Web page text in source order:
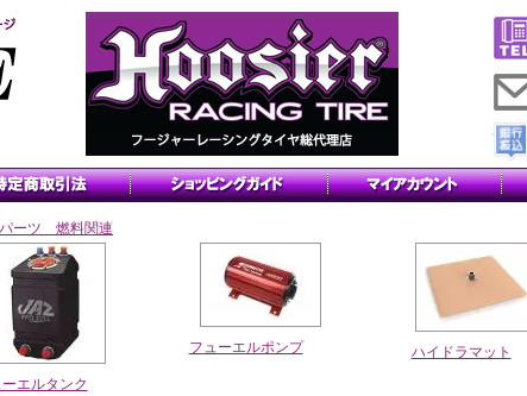
パーツ 燃料関連
エルタンク
フューエルポンプ ハイドラマット